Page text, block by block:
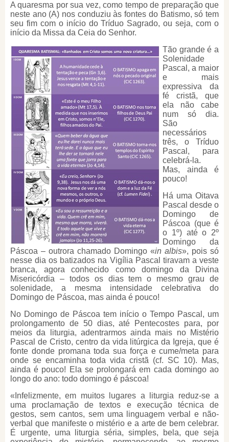
A quaresma por sua vez, como tempo de preparação que
neste ano (A) nos conduziu às fontes do Batismo, só tem
seu fim com o início do Tríduo Sagrado, ou seja, com o
início da Missa da Ceia do Senhor.
Tão grande é a
Solenidade
Pascal, a maior
e mais
expressiva da
fé cristã, que
ela não cabe
num só dia.
São
necessários
três, o Tríduo
Pascal, para
celebrá-la.
Mas, ainda é
pouco!
Há uma Oitava
Pascal desde o
Domingo de
Páscoa (que é
o 1º) até o 2º
Domingo da
Páscoa – outrora chamado Domingo «in albis», pois só
nesse dia os batizados na Vigília Pascal tiravam a veste
branca, agora conhecido como domingo da Divina
Misericórdia – todos os dias tem o mesmo grau de
solenidade, a mesma intensidade celebrativa do
Domingo de Páscoa, mas ainda é pouco!
No Domingo de Páscoa tem início o Tempo Pascal, um
prolongamento de 50 dias, até Pentecostes para, por
meios da liturgia, adentrarmos ainda mais no Mistério
Pascal de Cristo, centro da vida litúrgica da Igreja, que é
fonte donde promana toda sua força e cume/meta para
onde se encaminha toda vida cristã (cf. SC 10). Mas,
ainda é pouco! Ela se prolongará em cada domingo ao
longo do ano: todo domingo é páscoa!
«Infelizmente, em muitos lugares a liturgia reduz-se a
uma proclamação de textos e execução técnica de
gestos, sem cantos, sem uma linguagem verbal e não-
verbal que manifeste o mistério e a arte de bem celebrar.
É urgente, uma liturgia séria, simples, bela, que seja